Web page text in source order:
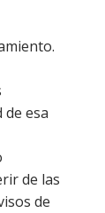
esa
de las
de